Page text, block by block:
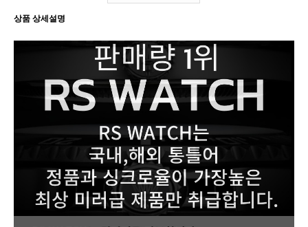
상품 상세설명